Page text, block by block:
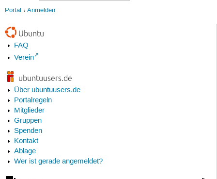
Portal Anmelden
Ubuntu
FAQ
Verein
ubuntuusers.de
Über ubuntuusers.de
Portalregeln
Mitglieder
Gruppen
Spenden
Kontakt
Ablage
Wer ist gerade angemeldet?